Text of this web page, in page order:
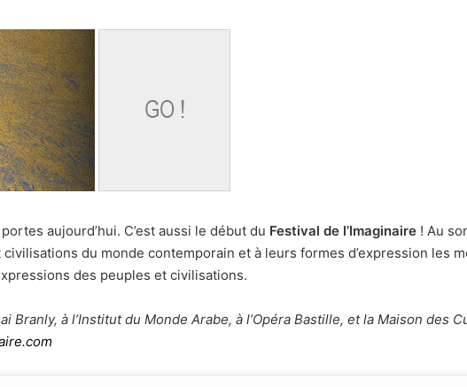
aujourd’hui. C’est aussi le début du Festival de l’Imaginaire ! Au
du monde contemporain et à leurs formes d’expression les
des peuples et civilisations.
Branly, à l’Institut du Monde Arabe, à l’Opéra Bastille, et la Maison des